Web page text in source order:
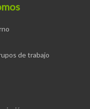
de trabajo